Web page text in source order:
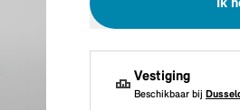
Ik
Vestiging
Beschikbaar bij